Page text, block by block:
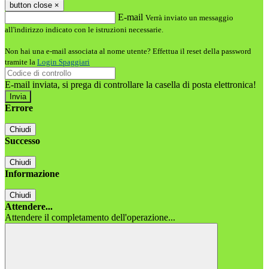
button close ×
E-mail Verrà inviato un messaggio
all'indirizzo indicato con le istruzioni necessarie.
Non hai una e-mail associata al nome utente? Effettua il reset della password
tramite la Login Spaggiari
E-mail inviata, si prega di controllare la casella di posta elettronica!
Errore
Chiudi
Successo
Chiudi
Informazione
Chiudi
Attendere...
Attendere il completamento dell'operazione...